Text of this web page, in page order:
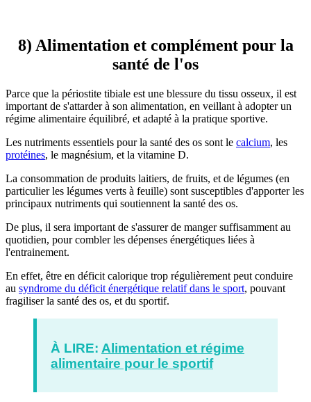
8) Alimentation et complément pour la
santé de l'os
Parce que la périostite tibiale est une blessure du tissu osseux, il est
important de s'attarder à son alimentation, en veillant à adopter un
régime alimentaire équilibré, et adapté à la pratique sportive.
Les nutriments essentiels pour la santé des os sont le calcium, les
protéines, le magnésium, et la vitamine D.
La consommation de produits laitiers, de fruits, et de légumes (en
particulier les légumes verts à feuille) sont susceptibles d'apporter les
principaux nutriments qui soutiennent la santé des os.
De plus, il sera important de s'assurer de manger suffisamment au
quotidien, pour combler les dépenses énergétiques liées à
l'entrainement.
En effet, être en déficit calorique trop régulièrement peut conduire
au syndrome du déficit énergétique relatif dans le sport, pouvant
fragiliser la santé des os, et du sportif.
À LIRE: Alimentation et régime
alimentaire pour le sportif